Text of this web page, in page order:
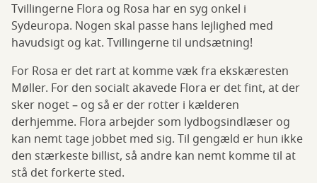
Tvillingerne Flora og Rosa har en syg onkel i
Sydeuropa. Nogen skal passe hans lejlighed med
havudsigt og kat. Tvillingerne til undsætning!
For Rosa er det rart at komme væk fra ekskæresten
Møller. For den socialt akavede Flora er det fint, at der
sker noget – og så er der rotter i kælderen
derhjemme. Flora arbejder som lydbogsindlæser og
kan nemt tage jobbet med sig. Til gengæld er hun ikke
den stærkeste billist, så andre kan nemt komme til at
stå det forkerte sted.